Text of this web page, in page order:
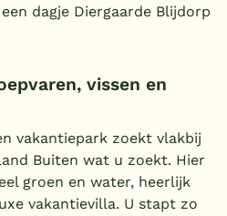
dagje Diergaarde Blijdorp
vissen en
vakantiepark zoekt vlakbij
Buiten wat u zoekt. Hier
groen en water, heerlijk
vakantievilla. U stapt zo